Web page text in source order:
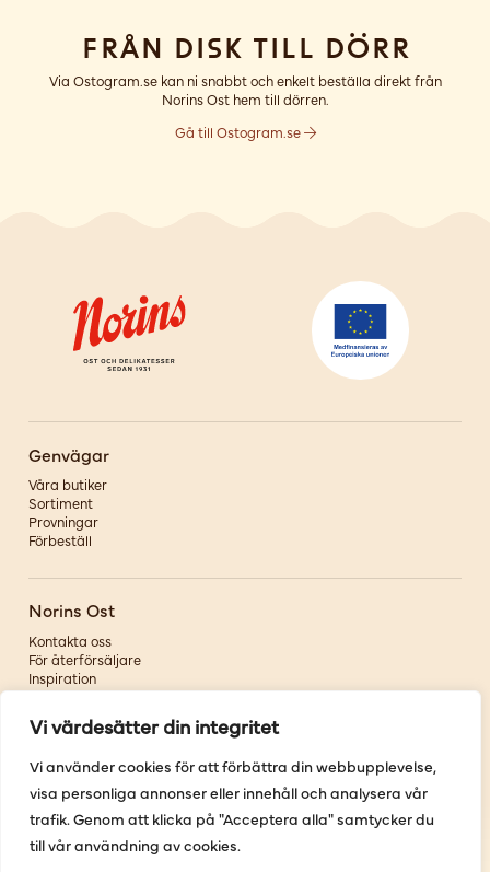
Vi värdesätter din integritet
Vi använder cookies för att förbättra din webbupplevelse,
visa personliga annonser eller innehåll och analysera vår
trafik. Genom att klicka på "Acceptera alla" samtycker du
till vår användning av cookies.
Från disk till dörr
Via Ostogram.se kan ni snabbt och enkelt beställa direkt från
Norins Ost hem till dörren.
Gå till Ostogram.se
Genvägar
Våra butiker
Sortiment
Provningar
Förbeställ
Norins Ost
Kontakta oss
För återförsäljare
Inspiration
Om oss
Följ oss
Facebook
Instagram
Youtube